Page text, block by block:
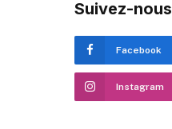
Suivez-nous
Facebook
Instagram